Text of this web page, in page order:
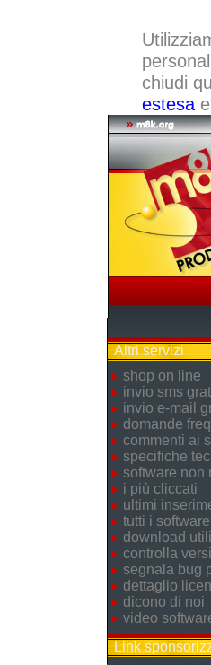
chiudi
estesae
Altri servizi
shop on line
invio sms
invio e-mail
domande
commenti ai
specifiche
software non
i più cliccati
ultimi
tutti i software
download
controlla
segnala bug
dettaglio
dicono di noi
video
Link